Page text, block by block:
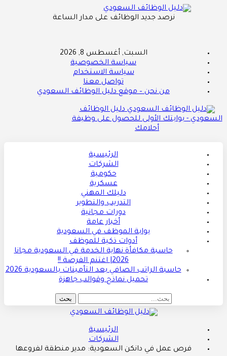
نرصد جديد الوظائف على مدار الساعة
السبت, أغسطس 8, 2026
سياسة الخصوصية
سياسة الاستخدام
تواصل معنا
من نحن – موقع دليل الوظائف السعودي
دليل الوظائف
السعودي - بوابتك الأولى للحصول على وظيفة
أحلامك
الرئيسية
الشركات
حكومية
عسكرية
دليلك المهني
التدريب والتطوير
دورات مجانية
أخبار عامة
بوابة الموظف في السعودية
أدوات ذكية للموظف
حاسبة مكافأة نهاية الخدمة في السعودية مجانا
2026| اغتنم الفرصة !!
حاسبة الراتب الصافي بعد التأمينات بالسعودية 2026
تحميل نماذج وقوالب جاهزة
الرئيسية
الشركات
فرص عمل في دانكن السعودية: مدير منطقة لفروعها